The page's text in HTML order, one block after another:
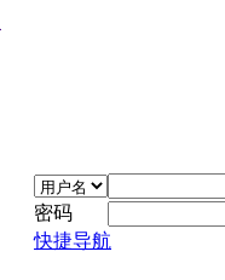
密码
快捷导航